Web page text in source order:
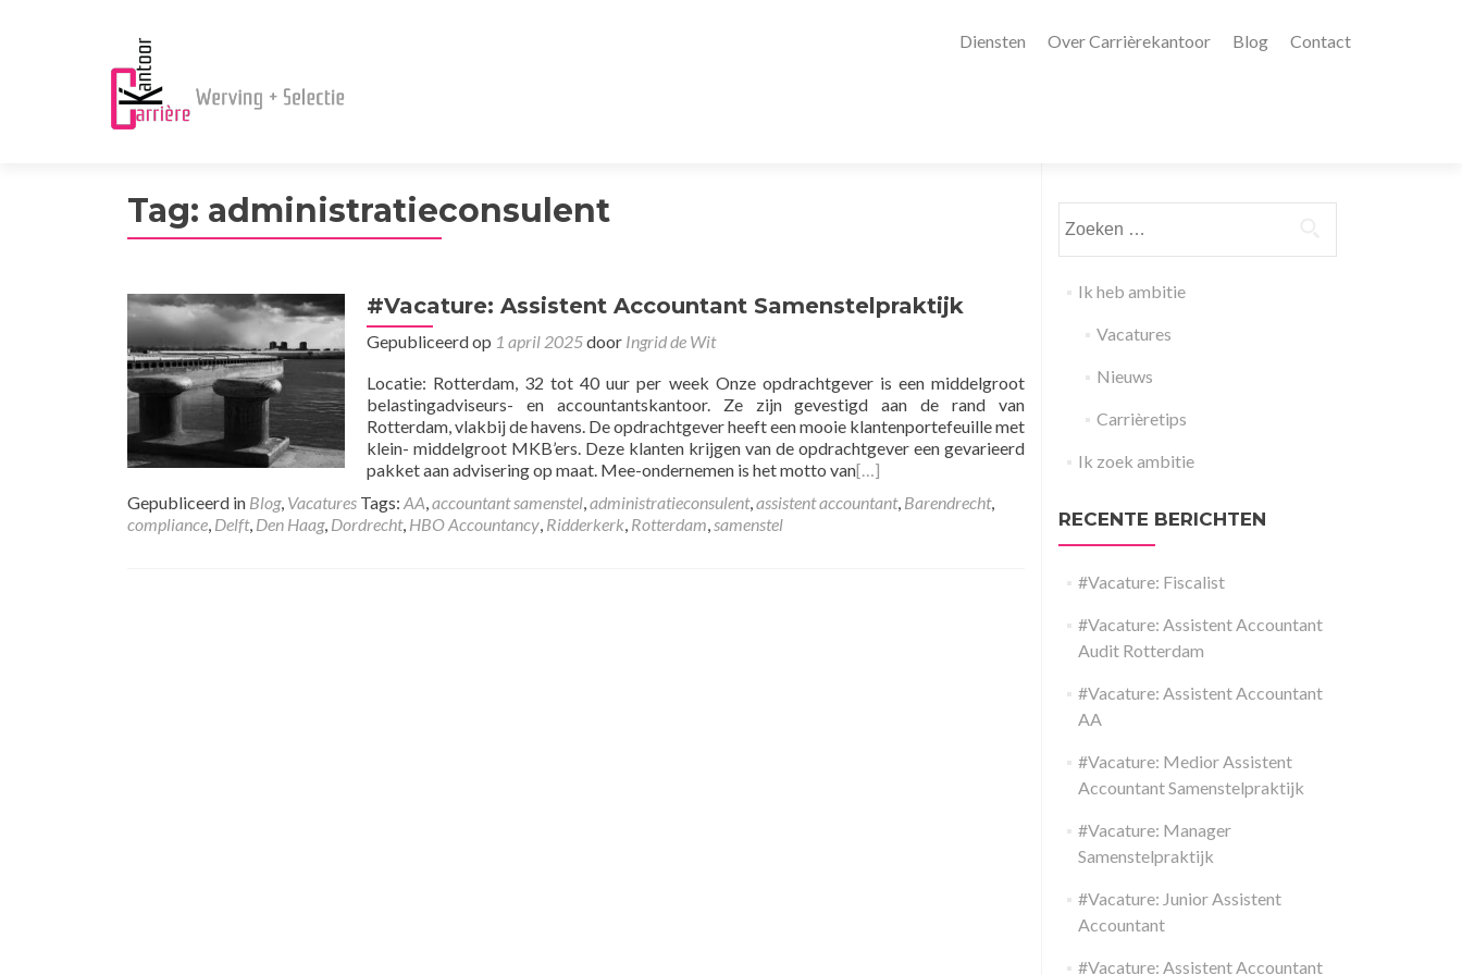
Diensten Over Carrièrekantoor Blog Contact
Tag: administratieconsulent
#Vacature: Assistent Accountant Samenstelpraktijk
Gepubliceerd op 1 april 2025door Ingrid de Wit
Locatie: Rotterdam, 32 tot 40 uur per week Onze opdrachtgever is een middelgroot
belastingadviseurs- en accountantskantoor. Ze zijn gevestigd aan de rand van
Rotterdam, vlakbij de havens. De opdrachtgever heeft een mooie klantenportefeuille met
klein- middelgroot MKB’ers. Deze klanten krijgen van de opdrachtgever een gevarieerd
pakket aan advisering op maat. Mee-ondernemen is het motto van[…]
Gepubliceerd in Blog, Vacatures Tags: AA,accountant samenstel,administratieconsulent,assistent accountant, Barendrecht,
compliance, Delft, Den Haag, Dordrecht, HBO Accountancy, Ridderkerk, Rotterdam,samenstel
naar:
Ik heb ambitie
Vacatures
Nieuws
Carrièretips
Ik zoek ambitie
RECENTE BERICHTEN
#Vacature: Fiscalist
#Vacature: Assistent Accountant
Audit Rotterdam
#Vacature: Assistent Accountant
AA
#Vacature: Medior Assistent
Accountant Samenstelpraktijk
#Vacature: Manager
Samenstelpraktijk
#Vacature: Junior Assistent
Accountant
#Vacature: Assistent Accountant